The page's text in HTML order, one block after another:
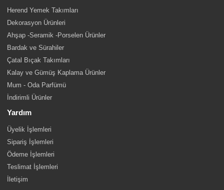
Herend Yemek Takımları
Dekorasyon Ürünleri
Ahşap -Seramik -Porselen Ürünler
Bardak ve Sürahiler
Çatal Bıçak Takımları
Kalay ve Gümüş Kaplama Ürünler
Mum - Oda Parfümü
İndirimli Ürünler
Yardım
Üyelik İşlemleri
Sipariş İşlemleri
Ödeme İşlemleri
Teslimat İşlemleri
İletişim